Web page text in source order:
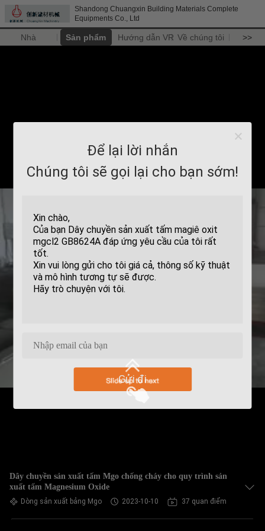
Shandong Chuangxin Building Materials Complete
Equipments Co., Ltd
Nhà Sản phẩm Hướng dẫn VR Về chúng tôi >>
Để lại lời nhắn
Chúng tôi sẽ gọi lại cho bạn sớm!
Gửi đi
Dây chuyền sản xuất tấm Mgo chống cháy cho quy trình sản
xuất tấm Magnesium Oxide
Dòng sản xuất bảng Mgo 2023-10-10 37 quan điểm